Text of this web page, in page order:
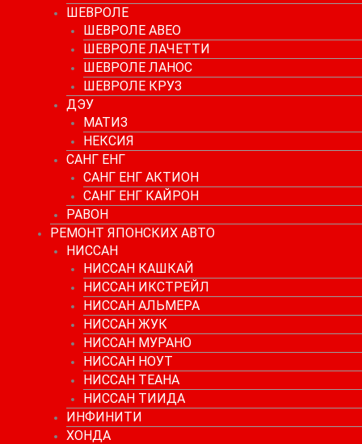
ШЕВРОЛЕ
ШЕВРОЛЕ АВЕО
ШЕВРОЛЕ ЛАЧЕТТИ
ШЕВРОЛЕ ЛАНОС
ШЕВРОЛЕ КРУЗ
ДЭУ
МАТИЗ
НЕКСИЯ
САНГ ЕНГ
САНГ ЕНГ АКТИОН
САНГ ЕНГ КАЙРОН
РАВОН
РЕМОНТ ЯПОНСКИХ АВТО
НИССАН
НИССАН КАШКАЙ
НИССАН ИКСТРЕЙЛ
НИССАН АЛЬМЕРА
НИССАН ЖУК
НИССАН МУРАНО
НИССАН НОУТ
НИССАН ТЕАНА
НИССАН ТИИДА
ИНФИНИТИ
ХОНДА